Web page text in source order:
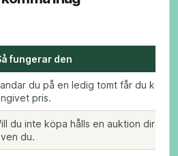
fungerar den
du på en ledig tomt får du köpa
pris.
du inte köpa hålls en auktion direkt
du.